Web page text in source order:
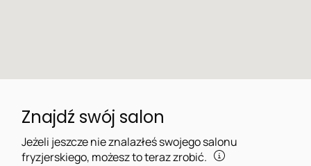
Znajdź swój salon
Jeżeli jeszcze nie znalazłeś swojego salonu
fryzjerskiego, możesz to teraz zrobić.